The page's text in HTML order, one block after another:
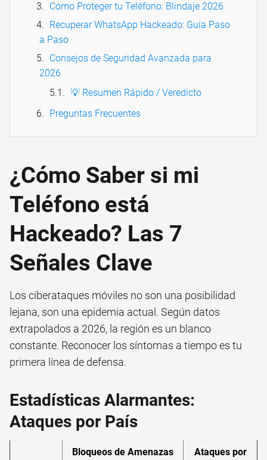
Cómo Proteger tu Teléfono: Blindaje 2026
Recuperar WhatsApp Hackeado: Guía Paso
a Paso
Consejos de Seguridad Avanzada para
2026
💡 Resumen Rápido / Veredicto
Preguntas Frecuentes
¿Cómo Saber si mi
Teléfono está
Hackeado? Las 7
Señales Clave
Los ciberataques móviles no son una posibilidad
lejana, son una epidemia actual. Según datos
extrapolados a 2026, la región es un blanco
constante. Reconocer los síntomas a tiempo es tu
primera línea de defensa.
Estadísticas Alarmantes:
Ataques por País
Bloqueos de Amenazas
Ataques por